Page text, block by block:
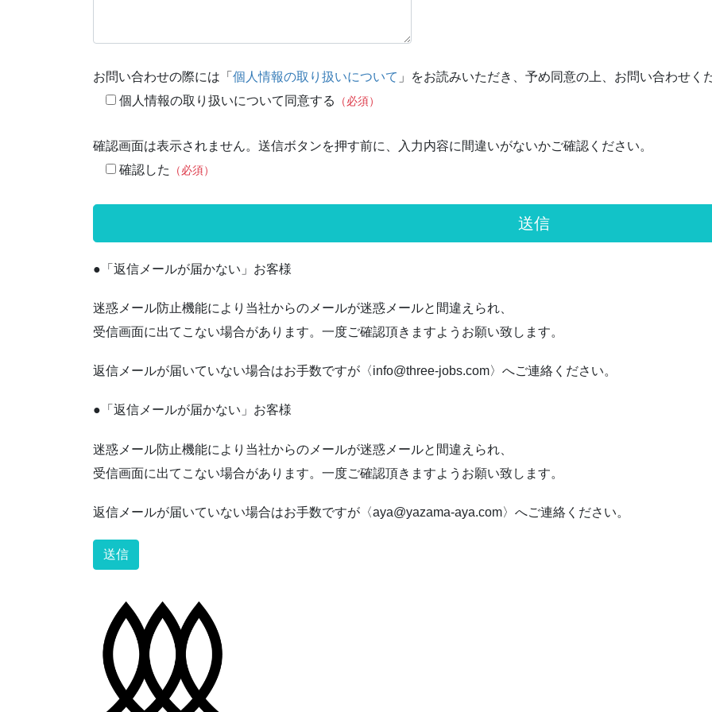
お問い合わせの際には「 個人情報の取り扱いについて 」をお読みいただき、予め同意の上、お問い合わせく
個人情報の取り扱いについて同意する
（必須）
確認画面は表示されません。送信ボタンを押す前に、入力内容に間違いがないかご確認ください。
確認した
（必須）
●「返信メールが届かない」お客様
迷惑メール防止機能により当社からのメールが迷惑メールと間違えられ、
受信画面に出てこない場合があります。一度ご確認頂きますようお願い致します。
返信メールが届いていない場合はお手数ですが〈info@three-jobs.com〉へご連絡ください。
●「返信メールが届かない」お客様
迷惑メール防止機能により当社からのメールが迷惑メールと間違えられ、
受信画面に出てこない場合があります。一度ご確認頂きますようお願い致します。
返信メールが届いていない場合はお手数ですが〈aya@yazama-aya.com〉へご連絡ください。